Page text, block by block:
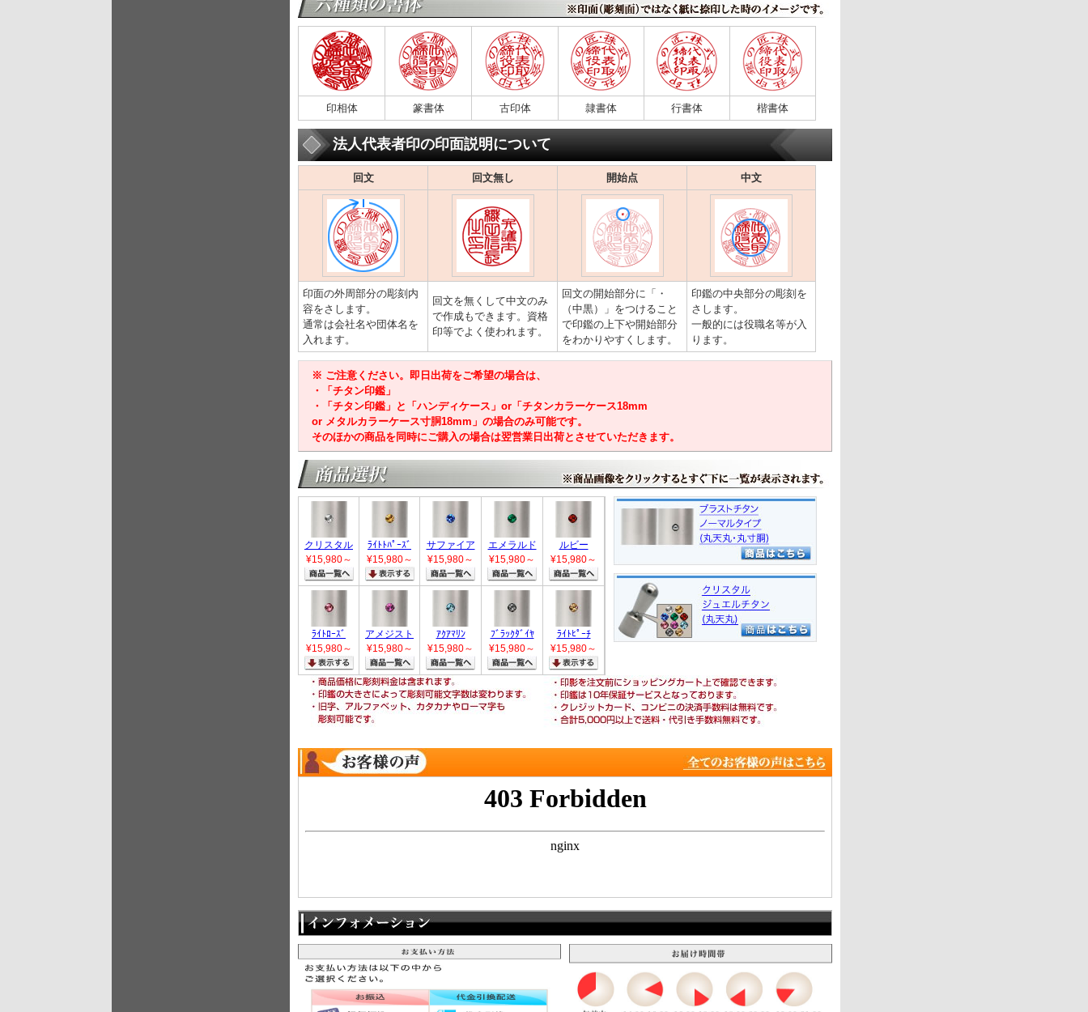
印相体 篆書体 古印体 隷書体 行書体 楷書体
法人代表者印の印面説明について
回文 回文無し 開始点 中文
印面の外周部分の彫刻内
容をさします。
通常は会社名や団体名を
入れます。
回文を無くして中文のみ
で作成もできます。資格
印等でよく使われます。
回文の開始部分に「・
（中黒）」をつけること
で印鑑の上下や開始部分
をわかりやすくします。
印鑑の中央部分の彫刻を
さします。
一般的には役職名等が入
ります。
※ ご注意ください。即日出荷をご希望の場合は、
・「チタン印鑑」
・「チタン印鑑」と「ハンディケース」or「チタンカラーケース18mm
or メタルカラーケース寸胴18mm」の場合のみ可能です。
そのほかの商品を同時にご購入の場合は翌営業日出荷とさせていただきます。
クリスタル
¥15,980～
ﾗｲﾄﾄﾊﾟｰｽﾞ
¥15,980～
サファイア
¥15,980～
エメラルド
¥15,980～
ルビー
¥15,980～
ﾗｲﾄﾛｰｽﾞ
¥15,980～
アメジスト
¥15,980～
ｱｸｱﾏﾘﾝ
¥15,980～
ﾌﾞﾗｯｸﾀﾞｲﾔ
¥15,980～
ﾗｲﾄﾋﾟｰﾁ
¥15,980～